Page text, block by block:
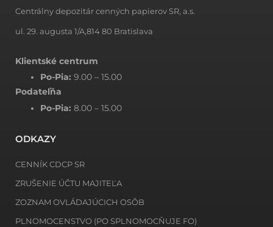
Centrálny depozitár cenných papierov SR, a.s.
ul. 29. augusta 1/A,814 80 Bratislava
Klientské centrum
Po-Pia: 9.00 – 15.00
Podateľňa
Po-Pia:8.00 – 15.00
ODKAZY
CENNÍK CDCP SR
ZRUŠENIE ÚČTU MAJITEĽA
ZOZNAM OVLÁDAJÚCICH OSÔB
PLNOMOCENSTVO (PO SPLNOMOCŇUJE FO)